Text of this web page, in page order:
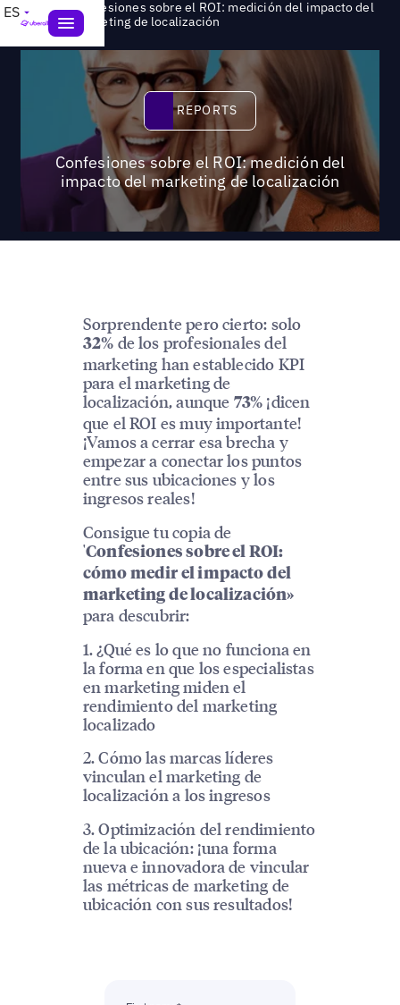
ES Reports>Confesiones sobre el ROI: medición del impacto del
marketing de localización
Reports
REPORTS
Confesiones sobre el ROI: medición del
impacto del marketing de localización
Sorprendente pero cierto: solo
32% de los profesionales del
marketing han establecido KPI
para el marketing de
localización, aunque 73% ¡dicen
que el ROI es muy importante!
¡Vamos a cerrar esa brecha y
empezar a conectar los puntos
entre sus ubicaciones y los
ingresos reales!
Consigue tu copia de
'Confesiones sobre el ROI:
cómo medir el impacto del
marketing de localización»
para descubrir:
1. ¿Qué es lo que no funciona en
la forma en que los especialistas
en marketing miden el
rendimiento del marketing
localizado
2. Cómo las marcas líderes
vinculan el marketing de
localización a los ingresos
3. Optimización del rendimiento
de la ubicación: ¡una forma
nueva e innovadora de vincular
las métricas de marketing de
ubicación con sus resultados!